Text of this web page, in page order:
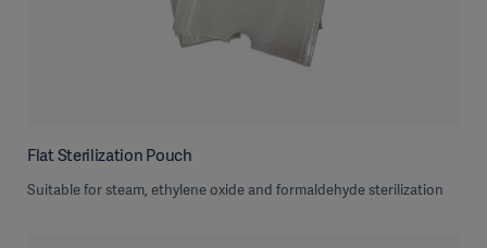
Flat Sterilization Pouch
Suitable for steam, ethylene oxide and formaldehyde sterilization